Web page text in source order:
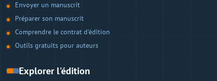
Envoyer un manuscrit
Préparer son manuscrit
Comprendre le contrat d'édition
Outils gratuits pour auteurs
Explorer l'édition